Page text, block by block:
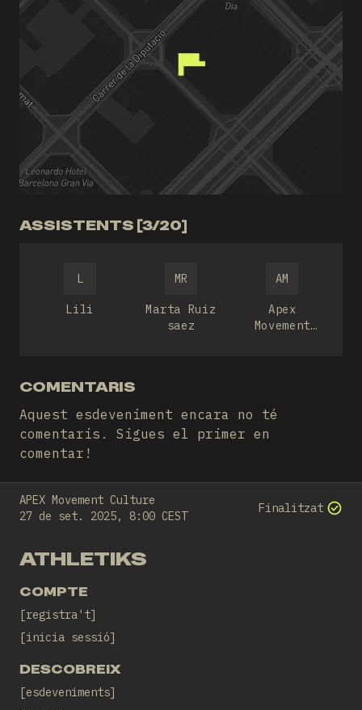
ASSISTENTS [3/20]
L
Lili
MR
Marta Ruiz
saez
AM
Apex
Movement
COMENTARIS
Aquest esdeveniment encara no té
comentaris. Sigues el primer en
comentar!
APEX Movement Culture
27 de set. 2025, 8:00 CEST
Finalitzat
ATHLETIKS
COMPTE
registra't
inicia sessió
DESCOBREIX
esdeveniments